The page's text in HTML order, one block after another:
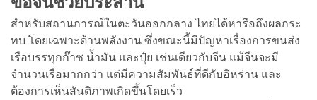
สำหรับสถานการณ์ในตะวันออกกลาง ไทยได้หารือถึงผลกระ
ทบ โดยเฉพาะด้านพลังงาน ซึ่งขณะนี้มีปัญหาเรื่องการขนส่ง
เรือบรรทุกก๊าซ น้ำมัน และปุ๋ย เช่นเดียวกับจีน แม้จีนจะมี
จำนวนเรือมากกว่า แต่มีความสัมพันธ์ที่ดีกับอิหร่าน และ
ต้องการเห็นสันติภาพเกิดขึ้นโดยเร็ว